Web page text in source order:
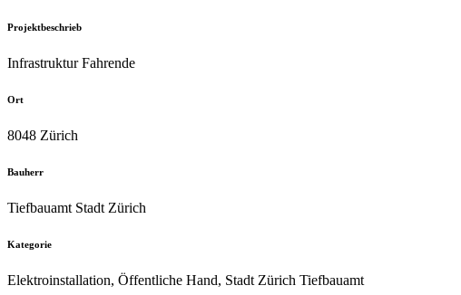
Projektbeschrieb
Infrastruktur Fahrende
Ort
8048 Zürich
Bauherr
Tiefbauamt Stadt Zürich
Kategorie
Elektroinstallation, Öffentliche Hand, Stadt Zürich Tiefbauamt